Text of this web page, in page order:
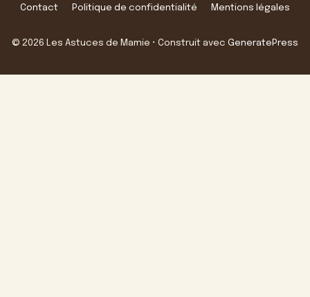
Contact Politique de confidentialité Mentions légales
© 2026 Les Astuces de Mamie • Construit avec GeneratePress